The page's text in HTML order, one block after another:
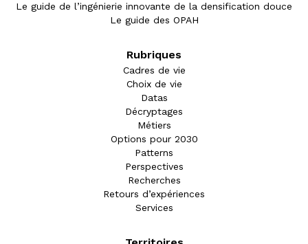
Le guide de l’ingénierie innovante de la densification douce
Le guide des OPAH
Rubriques
Cadres de vie
Choix de vie
Datas
Décryptages
Métiers
Options pour 2030
Patterns
Perspectives
Recherches
Retours d’expériences
Services